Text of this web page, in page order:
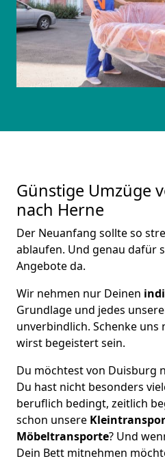
Günstige Umzüge
nach Herne
Der Neuanfang sollte so
ablaufen. Und genau dafür
Angebote da.
Wir nehmen nur Deinen
Grundlage und jedes
unverbindlich. Schenke uns
wirst begeistert sein.
Du möchtest von Duisburg
Du hast nicht besonders
beruflich bedingt, zeitlich
schon unsere
Möbeltransporte? Und
Dein Bett mitnehmen